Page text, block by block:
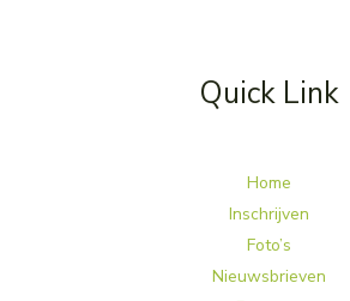
Quick Link
Home
Inschrijven
Foto’s
Nieuwsbrieven